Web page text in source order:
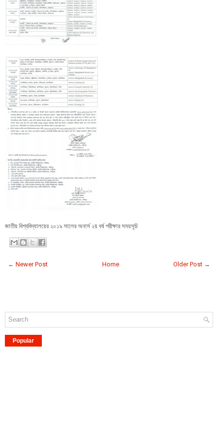
জাতীয় বিশ্ববিদ্যালয়ের ২০১৯ সালের অনার্স ২য় বর্ষ পরীক্ষার সময়সূচি
← Newer Post Older Post →
Home
Popular